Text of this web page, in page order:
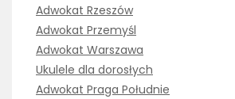
Adwokat Rzeszów
Adwokat Przemyśl
Adwokat Warszawa
Ukulele dla dorosłych
Adwokat Praga Południe